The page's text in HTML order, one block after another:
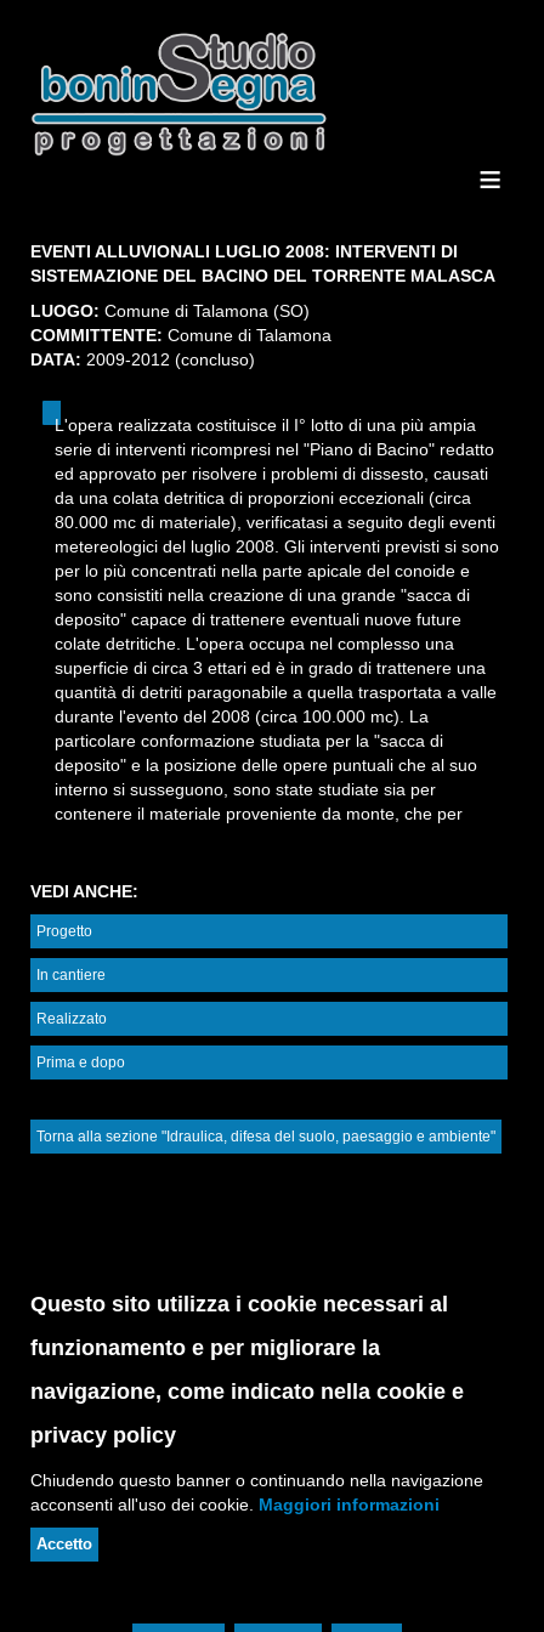
≡
EVENTI ALLUVIONALI LUGLIO 2008: INTERVENTI DI
SISTEMAZIONE DEL BACINO DEL TORRENTE MALASCA
LUOGO: Comune di Talamona (SO)
COMMITTENTE: Comune di Talamona
DATA: 2009-2012 (concluso)
L'opera realizzata costituisce il I° lotto di una più ampia
serie di interventi ricompresi nel "Piano di Bacino" redatto
ed approvato per risolvere i problemi di dissesto, causati
da una colata detritica di proporzioni eccezionali (circa
80.000 mc di materiale), verificatasi a seguito degli eventi
metereologici del luglio 2008. Gli interventi previsti si sono
per lo più concentrati nella parte apicale del conoide e
sono consistiti nella creazione di una grande "sacca di
deposito" capace di trattenere eventuali nuove future
colate detritiche. L'opera occupa nel complesso una
superficie di circa 3 ettari ed è in grado di trattenere una
quantità di detriti paragonabile a quella trasportata a valle
durante l'evento del 2008 (circa 100.000 mc). La
particolare conformazione studiata per la "sacca di
deposito" e la posizione delle opere puntuali che al suo
interno si susseguono, sono state studiate sia per
contenere il materiale proveniente da monte, che per
sistemazioni ed opere a verde, aventi il duplice compito di
preservare dall'erosione le scarpate realizzando inoltre un
adeguato inserimento dell'opera nel contesto ambientale
d'elevata naturalità. La morfologia del rilevato è stata
studiata per ridurre al minimo la sua percezione da valle,
limitandone, per quanto possibile, l'altezza e provvedendo
ad estese opere di inerbimento e piantumazione.
VEDI ANCHE:
Progetto
In cantiere
Realizzato
Prima e dopo
Torna alla sezione "Idraulica, difesa del suolo, paesaggio e ambiente"
Questo sito utilizza i cookie necessari al
funzionamento e per migliorare la
navigazione, come indicato nella cookie e
privacy policy
Chiudendo questo banner o continuando nella navigazione
acconsenti all'uso dei cookie. Maggiori informazioni
Accetto